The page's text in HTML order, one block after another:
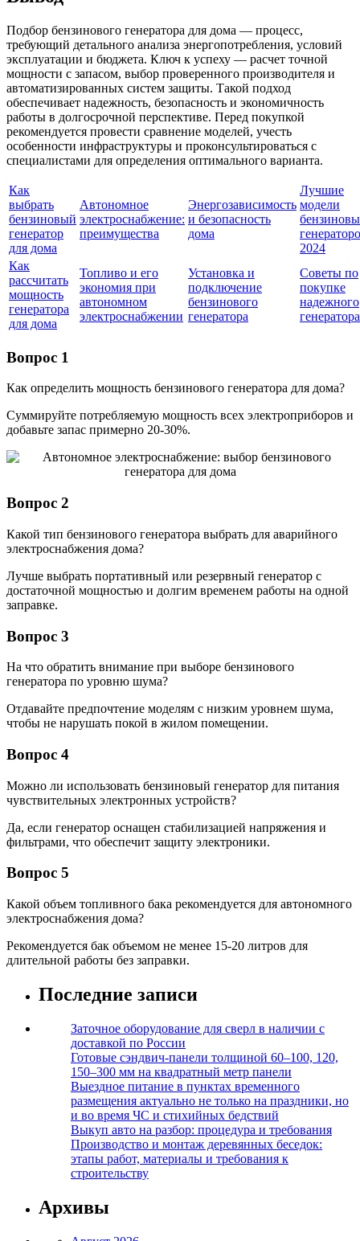
Подбор бензинового генератора для дома — процесс,
требующий детального анализа энергопотребления, условий
эксплуатации и бюджета. Ключ к успеху — расчет точной
мощности с запасом, выбор проверенного производителя и
автоматизированных систем защиты. Такой подход
обеспечивает надежность, безопасность и экономичность
работы в долгосрочной перспективе. Перед покупкой
рекомендуется провести сравнение моделей, учесть
особенности инфраструктуры и проконсультироваться с
специалистами для определения оптимального варианта.
Как
выбрать
бензиновый
генератор
для дома
Автономное
электроснабжение:
преимущества
Энергозависимость
и безопасность
дома
Лучшие
модели
2024
Как
рассчитать
мощность
генератора
для дома
Топливо и его
экономия при
автономном
электроснабжении
Установка и
подключение
бензинового
генератора
Советы по
покупке
надежного
генератора
Вопрос 1
Как определить мощность бензинового генератора для дома?
Суммируйте потребляемую мощность всех электроприборов и
добавьте запас примерно 20-30%.
Вопрос 2
Какой тип бензинового генератора выбрать для аварийного
электроснабжения дома?
Лучше выбрать портативный или резервный генератор с
достаточной мощностью и долгим временем работы на одной
заправке.
Вопрос 3
На что обратить внимание при выборе бензинового
генератора по уровню шума?
Отдавайте предпочтение моделям с низким уровнем шума,
чтобы не нарушать покой в жилом помещении.
Вопрос 4
Можно ли использовать бензиновый генератор для питания
чувствительных электронных устройств?
Да, если генератор оснащен стабилизацией напряжения и
фильтрами, что обеспечит защиту электроники.
Вопрос 5
Какой объем топливного бака рекомендуется для автономного
электроснабжения дома?
Рекомендуется бак объемом не менее 15-20 литров для
длительной работы без заправки.
Последние записи
Заточное оборудование для сверл в наличии с
доставкой по России
Готовые сэндвич-панели толщиной 60–100, 120,
150–300 мм на квадратный метр панели
Выездное питание в пунктах временного
размещения актуально не только на праздники, но
и во время ЧС и стихийных бедствий
Выкуп авто на разбор: процедура и требования
Производство и монтаж деревянных беседок:
этапы работ, материалы и требования к
строительству
Архивы